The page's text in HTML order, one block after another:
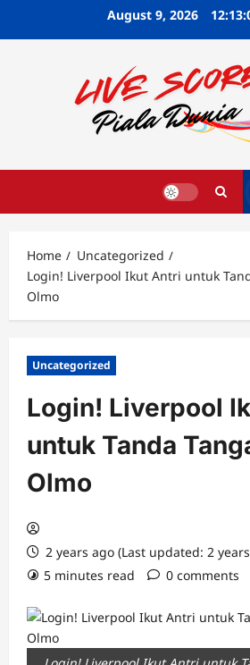
August 9, 2026
Home
Uncategorized
Login! Liverpool Ikut Antri untuk
Olmo
Uncategorized
Login! Liverpool
untuk Tanda
Olmo
2 years ago (Last updated: 2
5 minutes read
0 comments